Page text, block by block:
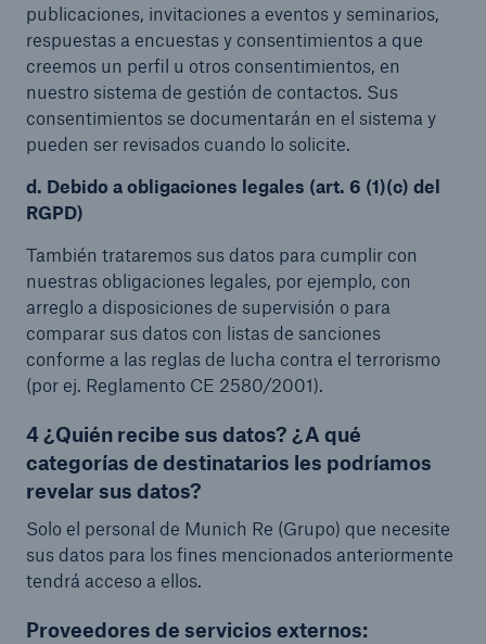
publicaciones, invitaciones a eventos y seminarios,
respuestas a encuestas y consentimientos a que
creemos un perfil u otros consentimientos, en
nuestro sistema de gestión de contactos. Sus
consentimientos se documentarán en el sistema y
pueden ser revisados cuando lo solicite.
d. Debido a obligaciones legales (art. 6 (1)(c) del
RGPD)
También trataremos sus datos para cumplir con
nuestras obligaciones legales, por ejemplo, con
arreglo a disposiciones de supervisión o para
comparar sus datos con listas de sanciones
conforme a las reglas de lucha contra el terrorismo
(por ej. Reglamento CE 2580/2001).
4 ¿Quién recibe sus datos? ¿A qué
categorías de destinatarios les podríamos
revelar sus datos?
Solo el personal de Munich Re (Grupo) que necesite
sus datos para los fines mencionados anteriormente
tendrá acceso a ellos.
Proveedores de servicios externos: